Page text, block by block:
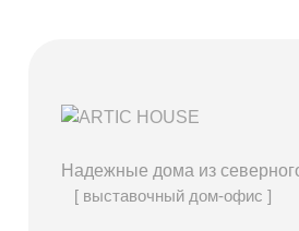
Надежные дома из
[ выставочный дом-офис ]